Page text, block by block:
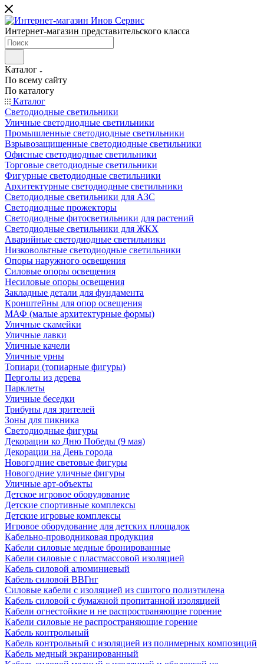
Интернет-магазин представительского класса
Каталог
По всему сайту
По каталогу
Каталог
Светодиодные светильники
Уличные светодиодные светильники
Промышленные светодиодные светильники
Взрывозащищенные светодиодные светильники
Офисные светодиодные светильники
Торговые светодиодные светильники
Фигурные светодиодные светильники
Архитектурные светодиодные светильники
Светодиодные светильники для АЗС
Светодиодные прожекторы
Светодиодные фитосветильники для растений
Светодиодные светильники для ЖКХ
Аварийные светодиодные светильники
Низковольтные светодиодные светильники
Опоры наружного освещения
Силовые опоры освещения
Несиловые опоры освещения
Закладные детали для фундамента
Кронштейны для опор освещения
МАФ (малые архитектурные формы)
Уличные скамейки
Уличные лавки
Уличные качели
Уличные урны
Топиари (топиарные фигуры)
Перголы из дерева
Парклеты
Уличные беседки
Трибуны для зрителей
Зоны для пикника
Светодиодные фигуры
Декорации ко Дню Победы (9 мая)
Декорации на День города
Новогодние световые фигуры
Новогодние уличные фигуры
Уличные арт-объекты
Детское игровое оборудование
Детские спортивные комплексы
Детские игровые комплексы
Игровое оборудование для детских площадок
Кабельно-проводниковая продукция
Кабели силовые медные бронированные
Кабели силовые с пластмассовой изоляцией
Кабель силовой алюминиевый
Кабель силовой ВВГнг
Силовые кабели с изоляцией из сшитого полиэтилена
Кабель силовой с бумажной пропитанной изоляцией
Кабели огнестойкие и не распространяющие горение
Кабели силовые не распространяющие горение
Кабель контрольный
Кабель контрольный с изоляцией из полимерных композиций
Кабель медный экранированный